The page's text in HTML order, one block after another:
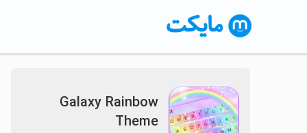
Galaxy Rainbow
Theme